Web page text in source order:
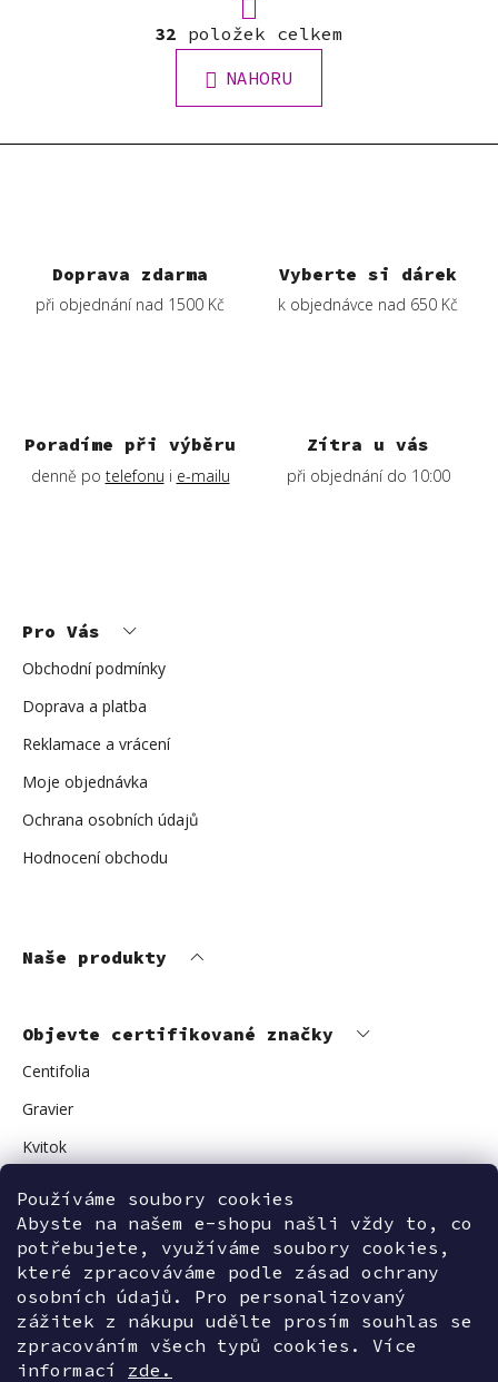
Používáme soubory cookies
Abyste na našem e-shopu našli vždy to, co
potřebujete, využíváme soubory cookies,
které zpracováváme podle zásad ochrany
osobních údajů. Pro personalizovaný
zážitek z nákupu udělte prosím souhlas se
zpracováním všech typů cookies. Více
informací zde.
O
v
á
d
a
r
á
n
k
á
32 položek celkem
NAHORU
Doprava zdarma
při objednání nad 1500 Kč
Vyberte si dárek
k objednávce nad 650 Kč
Poradíme při výběru
denně po telefonu i e-mailu
Zítra u vás
při objednání do 10:00
Pro Vás
Obchodní podmínky
Doprava a platba
Reklamace a vrácení
Moje objednávka
Ochrana osobních údajů
Hodnocení obchodu
Naše produkty
Objevte certifikované značky
Centifolia
Gravier
Kvitok
Avant Skincare
Sonnentor
Kontaktujte nás